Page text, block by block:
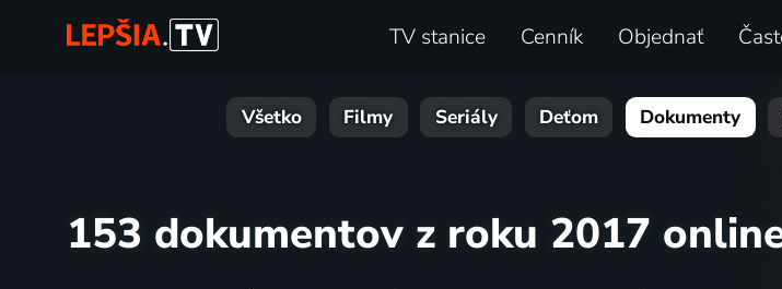
TV stanice Cenník Objednať
Všetko Filmy Seriály Deťom Dokumenty
153 dokumentov z roku 2017